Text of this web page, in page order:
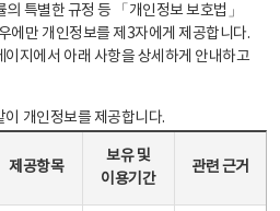
특별한 규정 등 「개인정보 보호법」
에만 개인정보를 제3자에게 제공합니다.
지에서 아래 사항을 상세하게 안내하고
이 개인정보를 제공합니다.
제공항목
보유 및
이용기간
관련 근거